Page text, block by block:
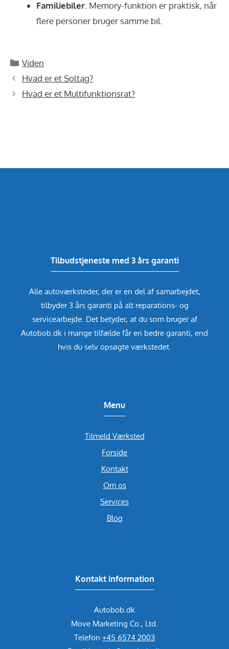
Familiebiler: Memory-funktion er praktisk, når
flere personer bruger samme bil.
Kategorier
Viden
Hvad er et Soltag?
Hvad er et Multifunktionsrat?
Tilbudstjeneste med 3 års garanti
Alle autoværksteder, der er en del af samarbejdet,
tilbyder 3 års garanti på alt reparations- og
servicearbejde. Det betyder, at du som bruger af
Autobob.dk i mange tilfælde får en bedre garanti, end
hvis du selv opsøgte værkstedet.
Menu
Tilmeld Værksted
Forside
Kontakt
Om os
Services
Blog
Kontakt information
Autobob.dk
Move Marketing Co., Ltd.
Telefon +45 6574 2003